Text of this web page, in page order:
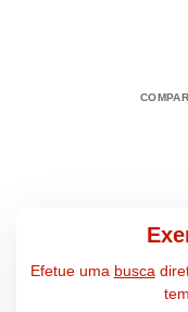
Efetue uma busca